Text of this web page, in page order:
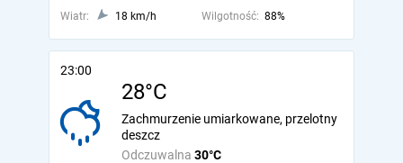
Wiatr: 18 km/h Wilgotność: 88%
23:00
28°C
Odczuwalna 30°C
Zachmurzenie umiarkowane, przelotny
deszcz